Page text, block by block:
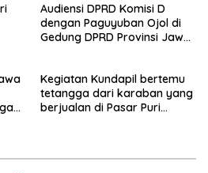
Audiensi DPRD Komisi D
dengan Paguyuban Ojol di
Gedung DPRD Provinsi Jawa
Kegiatan Kundapil bertemu
tetangga dari karaban yang
berjualan di Pasar Puri